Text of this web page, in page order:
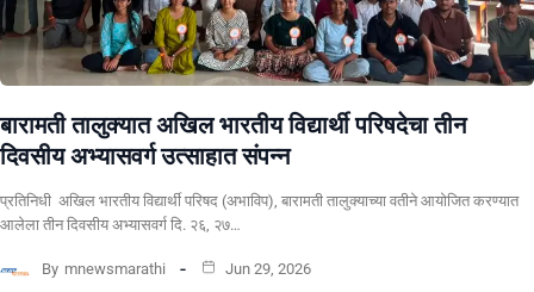
बारामती तालुक्यात अखिल भारतीय विद्यार्थी परिषदेचा तीन
दिवसीय अभ्यासवर्ग उत्साहात संपन्न
प्रतिनिधी अखिल भारतीय विद्यार्थी परिषद (अभाविप), बारामती तालुक्याच्या वतीने आयोजित करण्यात
आलेला तीन दिवसीय अभ्यासवर्ग दि. २६, २७…
By mnewsmarathi Jun 29, 2026